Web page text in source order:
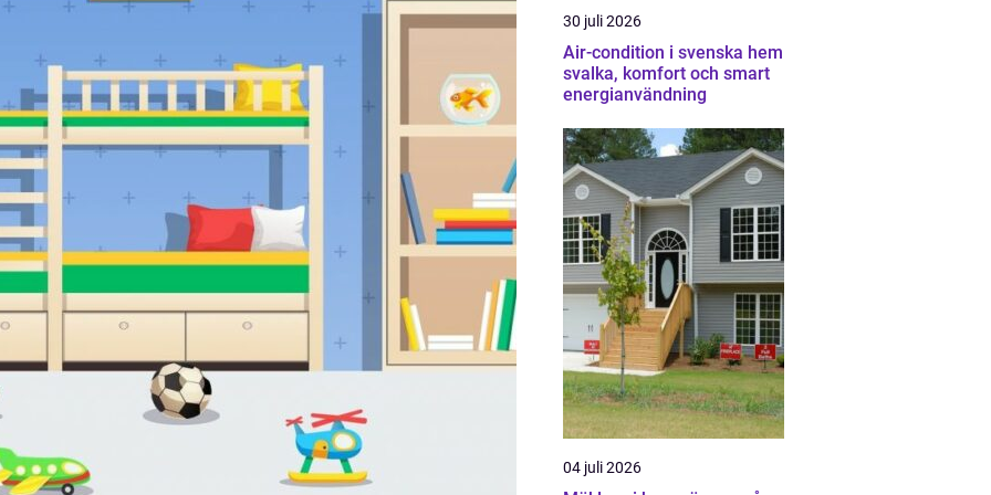
30 juli 2026
Air-condition i svenska hem
svalka, komfort och smart
energianvändning
04 juli 2026